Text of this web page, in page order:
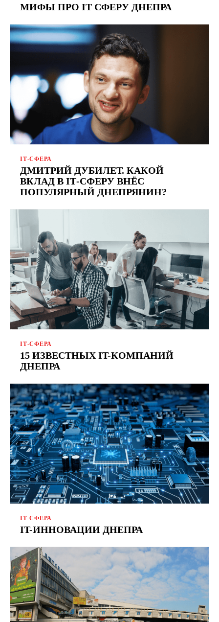
МИФЫ ПРО IT СФЕРУ ДНЕПРА
ІТ-СФЕРА
ДМИТРИЙ ДУБИЛЕТ. КАКОЙ
ВКЛАД В IТ-СФЕРУ ВНЁС
ПОПУЛЯРНЫЙ ДНЕПРЯНИН?
ІТ-СФЕРА
15 ИЗВЕСТНЫХ IT-КОМПАНИЙ
ДНЕПРА
ІТ-СФЕРА
IT-ИННОВАЦИИ ДНЕПРА